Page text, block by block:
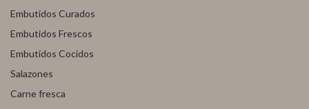
Embutidos Curados
Embutidos Frescos
Embutidos Cocidos
Salazones
Carne fresca